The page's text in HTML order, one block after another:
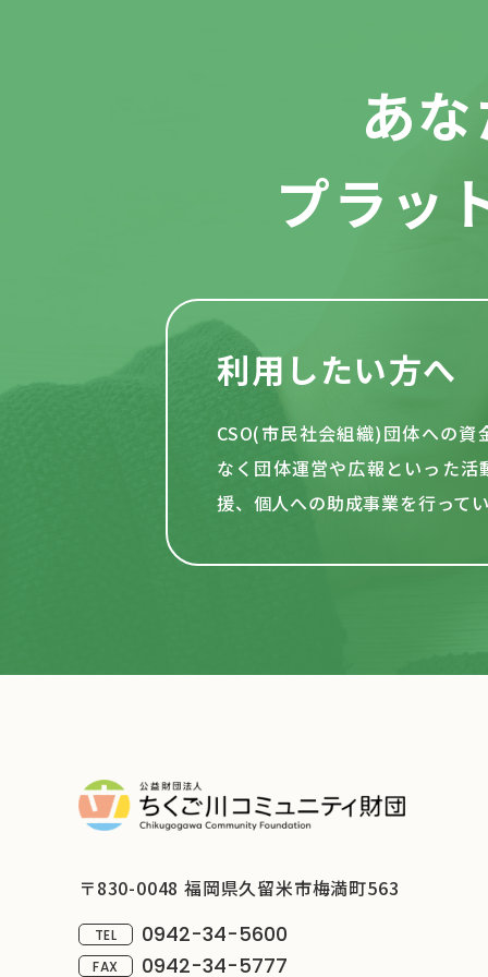
あ
プラッ
利用したい方へ
CSO(市民社会組織)団体への資
なく団体運営や広報といった活
援、個人への助成事業を行って
〒830-0048 福岡県久留米市梅満町563
TEL 0942-34-5600
FAX 0942-34-5777